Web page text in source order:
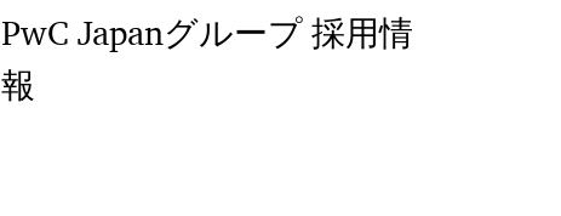
PwC Japanグループ 採用情
報